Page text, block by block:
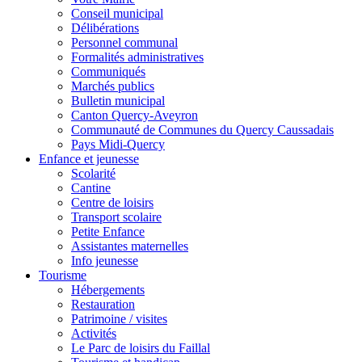
Conseil municipal
Délibérations
Personnel communal
Formalités administratives
Communiqués
Marchés publics
Bulletin municipal
Canton Quercy-Aveyron
Communauté de Communes du Quercy Caussadais
Pays Midi-Quercy
Enfance et jeunesse
Scolarité
Cantine
Centre de loisirs
Transport scolaire
Petite Enfance
Assistantes maternelles
Info jeunesse
Tourisme
Hébergements
Restauration
Patrimoine / visites
Activités
Le Parc de loisirs du Faillal